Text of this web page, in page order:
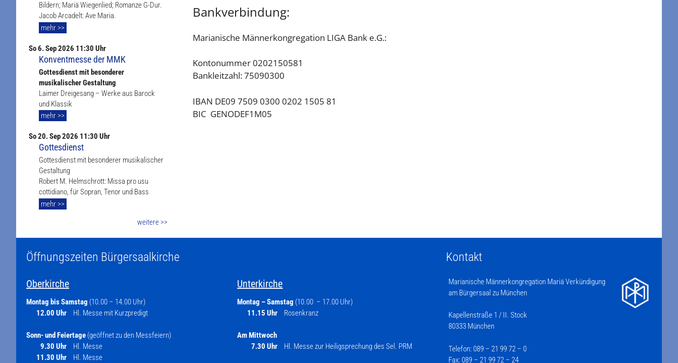
Bankverbindung:
Marianische Männerkongregation LIGA Bank e.G.:
Kontonummer 0202150581
Bankleitzahl: 75090300
IBAN DE09 7509 0300 0202 1505 81
BIC GENODEF1M05
Bildern; Mariä Wiegenlied; Romanze G-Dur.
Jacob Arcadelt: Ave Maria.
mehr >>
So6. Sep2026 11:30 Uhr
Konventmesse der MMK
Gottesdienst mit besonderer
musikalischer Gestaltung
Laimer Dreigesang – Werke aus Barock
und Klassik
mehr >>
So20. Sep2026 11:30 Uhr
Gottesdienst
Gottesdienst mit besonderer musikalischer
Gestaltung
Robert M. Helmschrott: Missa pro usu
cottidiano, für Sopran, Tenor und Bass
mehr >>
weitere >>
Öffnungszeiten Bürgersaalkirche Kontakt
Oberkirche
Montag bis Samstag (10.00 – 14.00 Uhr)
12.00 Uhr
Hl. Messe mit Kurzpredigt
Sonn- und Feiertage (geöffnet zu den Messfeiern)
9.30 Uhr
Hl. Messe
11.30 Uhr
Hl. Messe
Unterkirche
Montag – Samstag (10.00 – 17.00 Uhr)
11.15 Uhr
Rosenkranz
Am Mittwoch
7.30 Uhr
Hl. Messe zur Heiligsprechung des Sel. PRM
Marianische Männerkongregation Mariä Verkündigung
am Bürgersaal zu München
Kapellenstraße 1 / II. Stock
80333 München
Telefon: 089 – 21 99 72 – 0
Fax: 089 – 21 99 72 – 24